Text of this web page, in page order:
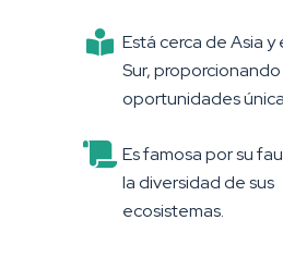
Está cerca de Asia y
Sur, proporcionando
oportunidades
Es famosa por su
la diversidad de sus
ecosistemas.